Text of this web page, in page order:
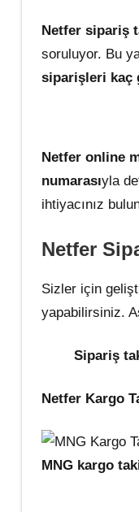
Netfer sipariş
soruluyor. Bu
siparişleri kaç
Netfer online
numarasıyla
ihtiyacınız
Netfer
Sizler için
yapabilirsiniz.
Sipariş
Netfer Kargo
MNG kargo